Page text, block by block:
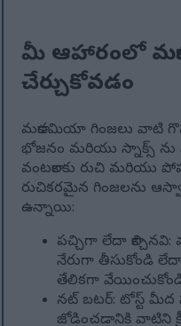
మీ ఆహారంలో
చేర్చుకోవడం
మకాడమియా గింజలు వాటి
భోజనం మరియు స్నాక్స్ ను
వంటకాలకు రుచి మరియు
రుచికరమైన గింజలను
ఉన్నాయి:
పచ్చిగా లేదా
నేరుగా తీసుకోండి
తేలికగా
నట్ బటర్: టోస్ట్
జోడించడానికి వాటిని